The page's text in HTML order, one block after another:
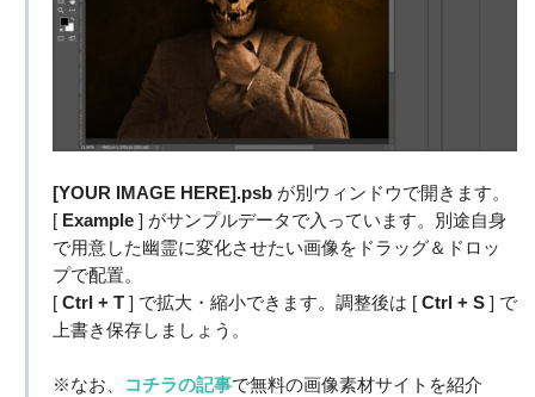
[YOUR IMAGE HERE].psb が別ウィンドウで開きます。
[ Example] がサンプルデータで入っています。別途自身
で用意した幽霊に変化させたい画像をドラッグ＆ドロッ
プで配置。
[ Ctrl + T] で拡大・縮小できます。調整後は [ Ctrl + S] で
上書き保存しましょう。
※なお、 コチラの記事で無料の画像素材サイトを紹介